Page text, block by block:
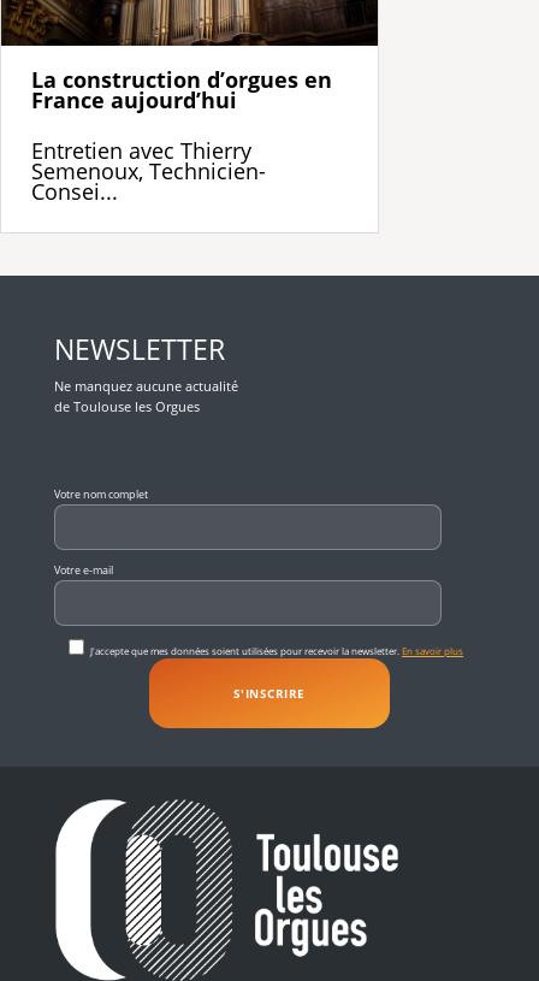
La construction d’orgues en
France aujourd’hui
Entretien avec Thierry
Semenoux, Technicien-
Consei...
NEWSLETTER
Ne manquez aucune actualité
de Toulouse les Orgues
Votre nom complet
Votre e-mail
J'accepte que mes données soient utilisées pour recevoir la newsletter.En savoir plus